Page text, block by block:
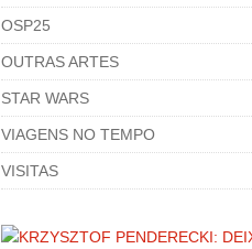
OSP25
OUTRAS ARTES
STAR WARS
VIAGENS NO TEMPO
VISITAS